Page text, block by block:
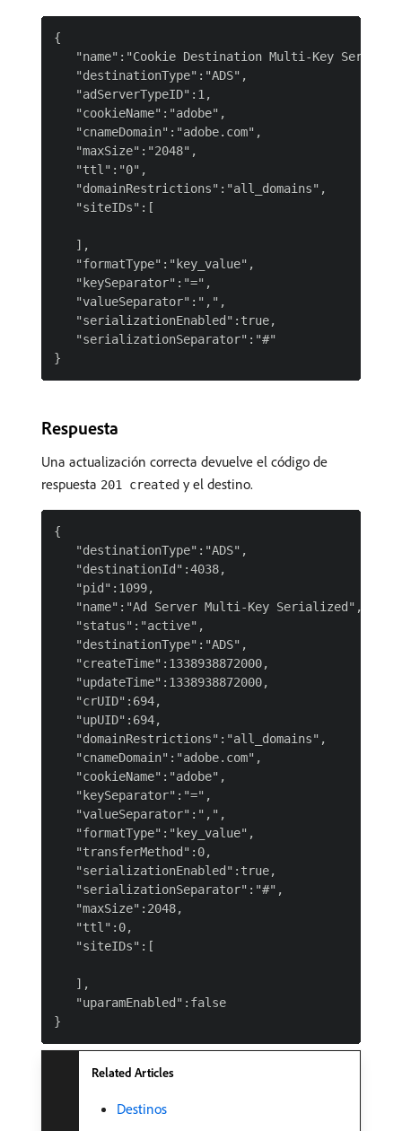
{
"name":"Cookie Destination Multi-Key
   "destinationType":"ADS",
   "adServerTypeID":1,
   "cookieName":"adobe",
   "cnameDomain":"adobe.com",
   "maxSize":"2048",
   "ttl":"0",
   "domainRestrictions":"all_domains",
   "siteIDs":[
   ],
   "formatType":"key_value",
   "keySeparator":"=",
   "valueSeparator":",",
   "serializationEnabled":true,
   "serializationSeparator":"#"
Respuesta
Una actualización correcta devuelve el código de
respuesta 201 created y el destino.
{
   "destinationType":"ADS",
   "destinationId":4038,
   "pid":1099,
   "name":"Ad Server Multi-Key Serialized",
   "status":"active",
   "destinationType":"ADS",
   "createTime":1338938872000,
   "updateTime":1338938872000,
   "crUID":694,
   "upUID":694,
   "domainRestrictions":"all_domains",
   "cnameDomain":"adobe.com",
   "cookieName":"adobe",
   "keySeparator":"=",
   "valueSeparator":",",
   "formatType":"key_value",
   "transferMethod":0,
   "serializationEnabled":true,
   "serializationSeparator":"#",
   "maxSize":2048,
   "ttl":0,
   "siteIDs":[
   ],
   "uparamEnabled":false
Related Articles
Destinos